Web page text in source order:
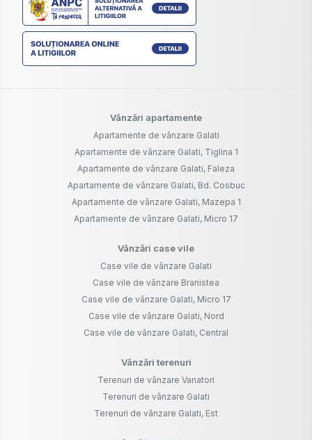
Vânzări apartamente
Apartamente de vânzare Galati
Apartamente de vânzare Galati, Tiglina 1
Apartamente de vânzare Galati, Faleza
Apartamente de vânzare Galati, Bd. Cosbuc
Apartamente de vânzare Galati, Mazepa 1
Apartamente de vânzare Galati, Micro 17
Vânzări case vile
Case vile de vânzare Galati
Case vile de vânzare Branistea
Case vile de vânzare Galati, Micro 17
Case vile de vânzare Galati, Nord
Case vile de vânzare Galati, Central
Vânzări terenuri
Terenuri de vânzare Vanatori
Terenuri de vânzare Galati
Terenuri de vânzare Galati, Est